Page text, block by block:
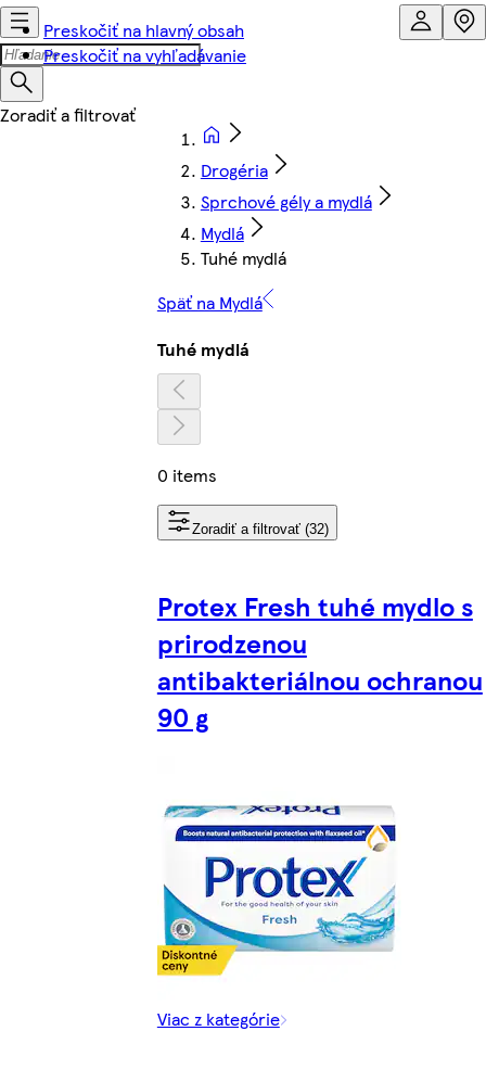
Preskočiť na hlavný obsah
Preskočiť na vyhľadávanie
Drogéria
Sprchové gély a mydlá
Mydlá
Tuhé mydlá
Späť na Mydlá
Tuhé mydlá
0 items
Zoradiť a filtrovať (32)
Protex Fresh tuhé mydlo s
prirodzenou
antibakteriálnou ochranou
90 g
Viac z kategórie